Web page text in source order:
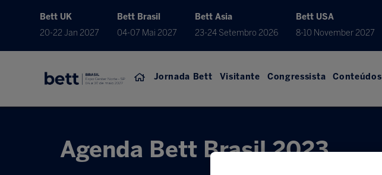
Bett UK
20-22 Jan 2027
Bett Brasil
04-07 Mai 2027
Bett Asia
23-24 Setembro 2026
Bett USA
8-10 November 2027
Jornada Bett Visitante Congressista Conteúdos
Agenda Bett Brasil 2023